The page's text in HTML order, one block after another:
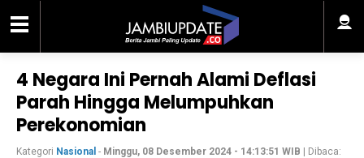
4 Negara Ini Pernah Alami Deflasi
Parah Hingga Melumpuhkan
Perekonomian
Kategori Nasional - Minggu, 08 Desember 2024 - 14:13:51 WIB | Dibaca: